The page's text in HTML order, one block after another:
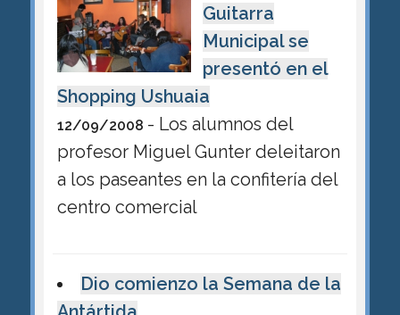
Guitarra
Municipal se
presentó en el
Shopping Ushuaia
12/09/2008 - Los alumnos del
profesor Miguel Gunter deleitaron
a los paseantes en la confitería del
centro comercial
Dio comienzo la Semana de la